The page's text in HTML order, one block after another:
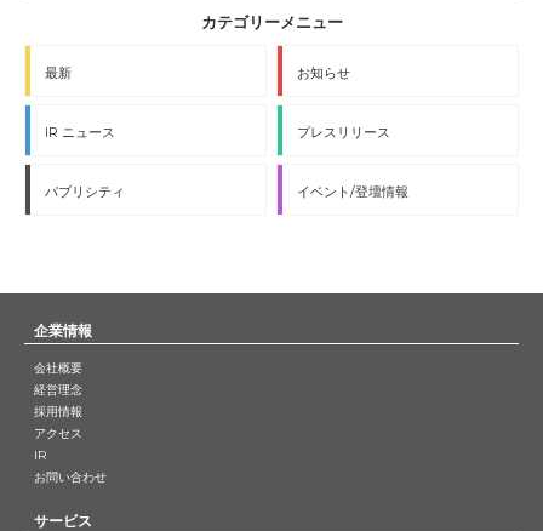
最新 お知らせ
IR ニュース プレスリリース
パブリシティ イベント/登壇情報
企業情報
会社概要
経営理念
採用情報
アクセス
IR
お問い合わせ
サービス